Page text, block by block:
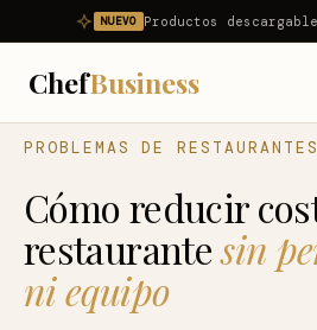
NUEVO Productos
ChefBusiness
Ver todos los servicios →
Consultoría Integral
Dirección Gastronómica
Problemas
Ver todos los problemas →
Diagnóstico
PROBLEMAS DE RESTAURANTES
Cómo reducir
restaurantesin
ni equipo